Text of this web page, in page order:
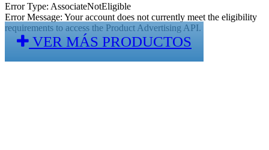
Error Type: AssociateNotEligible
Error Message: Your account does not currently meet the eligibility
requirements to access the Product Advertising API.
VER MÁS PRODUCTOS